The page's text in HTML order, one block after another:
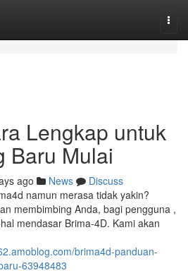
Lengkap untuk
Baru Mulai
ago News
Discuss
namun merasa tidak yakin?
membimbing Anda, bagi pengguna ,
mendasar Brima-4D. Kami akan
brima4d-panduan-
63948483